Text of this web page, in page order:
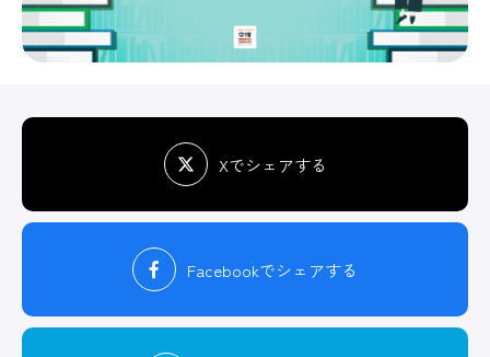
Xでシェアする
Facebookでシェアする